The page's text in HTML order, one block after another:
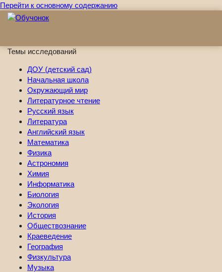
Перейти к основному содержанию
Темы исследований
ДОУ (детский сад)
Начальная школа
Окружающий мир
Литературное чтение
Русский язык
Литература
Английский язык
Математика
Физика
Астрономия
Химия
Информатика
Биология
Экология
История
Обществознание
Краеведение
География
Физкультура
Музыка